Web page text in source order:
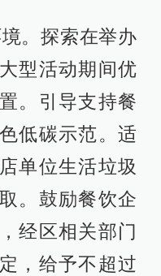
。探索在举办
型活动期间优
。引导支持餐
低碳示范。适
单位生活垃圾
。鼓励餐饮企
经区相关部门
，给予不超过